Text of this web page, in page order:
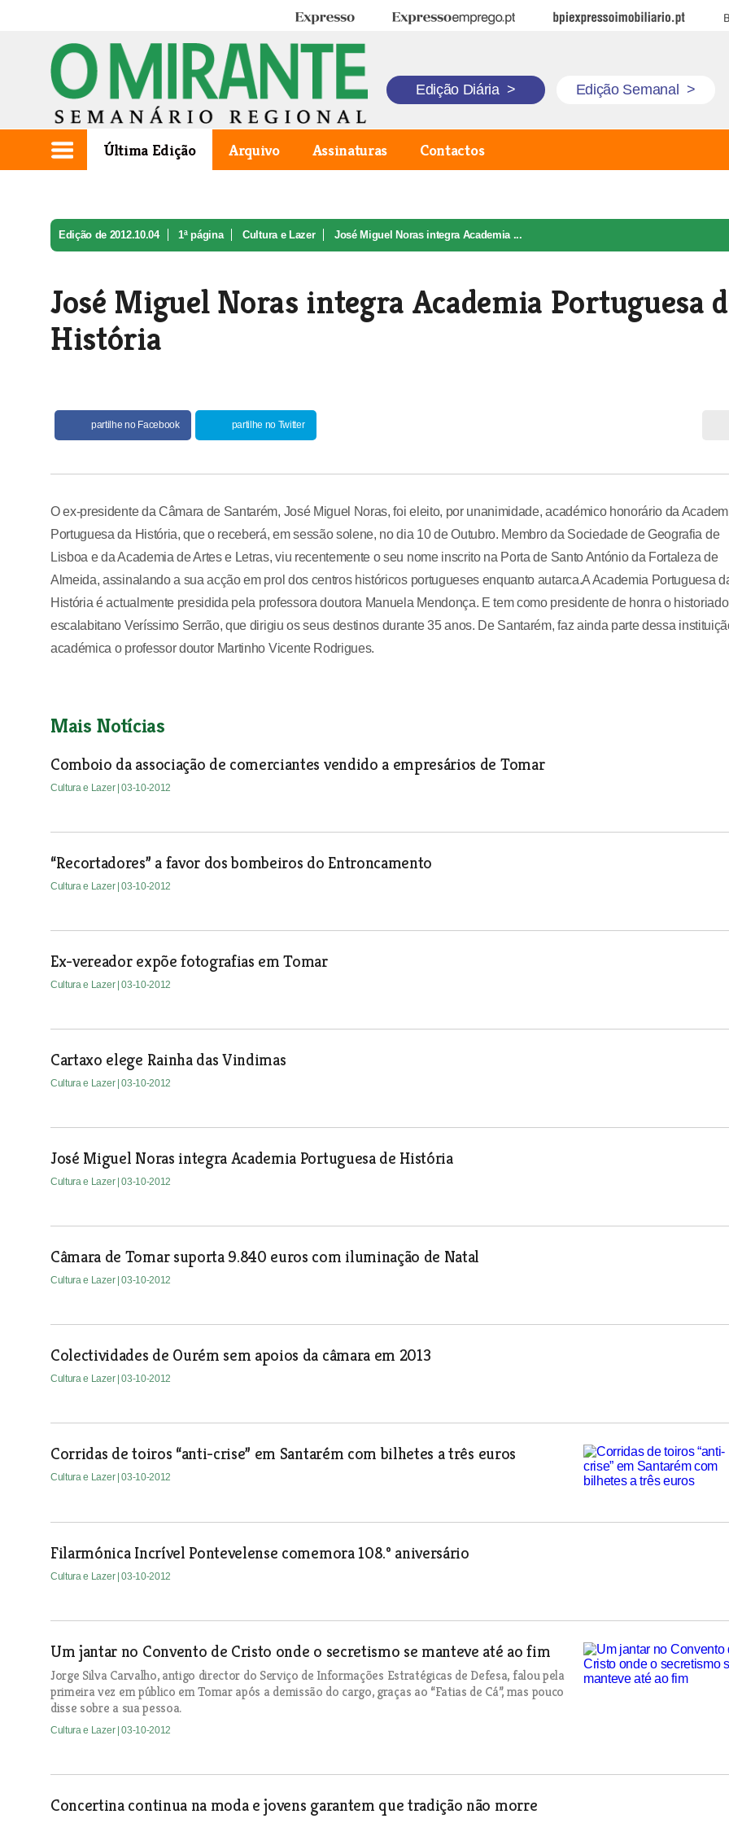
Expresso Expresso Emprego BPI Expresso Imobiliário
Edição Diária > Edição Semanal >
Última Edição Arquivo Assinaturas Contactos
Edição de 2012.10.04 1ª página Cultura e Lazer José Miguel Noras integra Academia ...
José Miguel Noras integra Academia Portuguesa
História
partilhe no Facebook partilhe no Twitter
O ex-presidente da Câmara de Santarém, José Miguel Noras, foi eleito, por unanimidade, académico honorário da
Portuguesa da História, que o receberá, em sessão solene, no dia 10 de Outubro. Membro da Sociedade de Geografia de
Lisboa e da Academia de Artes e Letras, viu recentemente o seu nome inscrito na Porta de Santo António da Fortaleza de
Almeida, assinalando a sua acção em prol dos centros históricos portugueses enquanto autarca.A Academia Portuguesa
História é actualmente presidida pela professora doutora Manuela Mendonça. E tem como presidente de honra o
escalabitano Veríssimo Serrão, que dirigiu os seus destinos durante 35 anos. De Santarém, faz ainda parte dessa
académica o professor doutor Martinho Vicente Rodrigues.
Mais Notícias
Comboio da associação de comerciantes vendido a empresários de Tomar
Cultura e Lazer | 03-10-2012
“Recortadores” a favor dos bombeiros do Entroncamento
Cultura e Lazer | 03-10-2012
Ex-vereador expõe fotografias em Tomar
Cultura e Lazer | 03-10-2012
Cartaxo elege Rainha das Vindimas
Cultura e Lazer | 03-10-2012
José Miguel Noras integra Academia Portuguesa de História
Cultura e Lazer | 03-10-2012
Câmara de Tomar suporta 9.840 euros com iluminação de Natal
Cultura e Lazer | 03-10-2012
Colectividades de Ourém sem apoios da câmara em 2013
Cultura e Lazer | 03-10-2012
Corridas de toiros “anti-crise” em Santarém com bilhetes a três euros
Cultura e Lazer | 03-10-2012
Filarmónica Incrível Pontevelense comemora 108.º aniversário
Cultura e Lazer | 03-10-2012
Um jantar no Convento de Cristo onde o secretismo se manteve até ao fim
Jorge Silva Carvalho, antigo director do Serviço de Informações Estratégicas de Defesa, falou pela
primeira vez em público em Tomar após a demissão do cargo, graças ao “Fatias de Cá”, mas pouco
disse sobre a sua pessoa.
Cultura e Lazer | 03-10-2012
Concertina continua na moda e jovens garantem que tradição não morre